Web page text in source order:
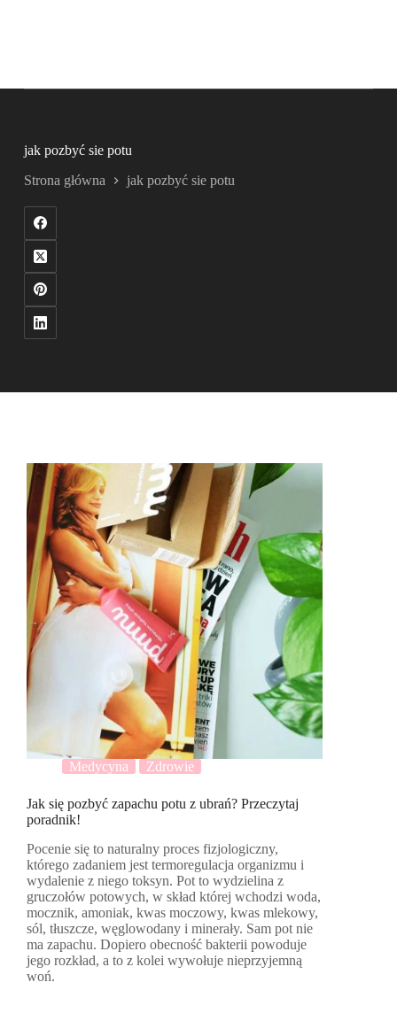
jak pozbyć sie potu
Strona główna jak pozbyć sie potu
Medycyna Zdrowie
Jak się pozbyć zapachu potu z ubrań? Przeczytaj
poradnik!
Pocenie się to naturalny proces fizjologiczny,
którego zadaniem jest termoregulacja organizmu i
wydalenie z niego toksyn. Pot to wydzielina z
gruczołów potowych, w skład której wchodzi woda,
mocznik, amoniak, kwas moczowy, kwas mlekowy,
sól, tłuszcze, węglowodany i minerały. Sam pot nie
ma zapachu. Dopiero obecność bakterii powoduje
jego rozkład, a to z kolei wywołuje nieprzyjemną
woń.